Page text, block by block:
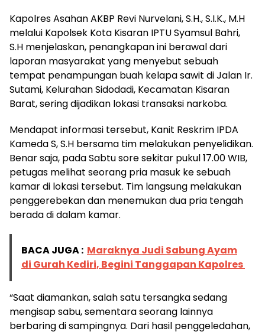
Kapolres Asahan AKBP Revi Nurvelani, S.H., S.I.K., M.H
melalui Kapolsek Kota Kisaran IPTU Syamsul Bahri,
S.H menjelaskan, penangkapan ini berawal dari
laporan masyarakat yang menyebut sebuah
tempat penampungan buah kelapa sawit di Jalan Ir.
Sutami, Kelurahan Sidodadi, Kecamatan Kisaran
Barat, sering dijadikan lokasi transaksi narkoba.
Mendapat informasi tersebut, Kanit Reskrim IPDA
Kameda S, S.H bersama tim melakukan penyelidikan.
Benar saja, pada Sabtu sore sekitar pukul 17.00 WIB,
petugas melihat seorang pria masuk ke sebuah
kamar di lokasi tersebut. Tim langsung melakukan
penggerebekan dan menemukan dua pria tengah
berada di dalam kamar.
BACA JUGA : Maraknya Judi Sabung Ayam
di Gurah Kediri, Begini Tanggapan Kapolres
“Saat diamankan, salah satu tersangka sedang
mengisap sabu, sementara seorang lainnya
berbaring di sampingnya. Dari hasil penggeledahan,